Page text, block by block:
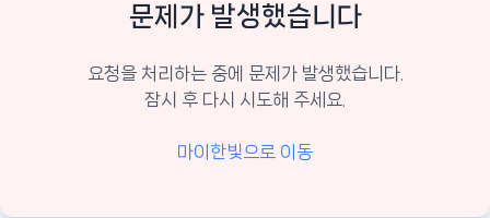
문제가 발생했습니다
요청을 처리하는 중에 문제가 발생했습니다.
잠시 후 다시 시도해 주세요.
마이한빛으로 이동